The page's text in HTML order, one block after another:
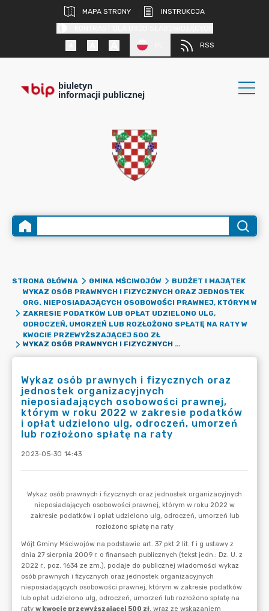
MAPA STRONY
INSTRUKCJA
RSS
biuletyn
informacji publicznej
STRONA GŁÓWNA GMINA MŚCIWOJÓW
BUDŻET I MAJĄTEK
WYKAZ OSÓB PRAWNYCH I FIZYCZNYCH ORAZ JEDNOSTEK
ORG. NIEPOSIADAJĄCYCH OSOBOWOŚCI PRAWNEJ, KTÓRYM W
ZAKRESIE PODATKÓW LUB OPŁAT UDZIELONO ULG,
ODROCZEŃ, UMORZEŃ LUB ROZŁOŻONO SPŁATĘ NA RATY W
KWOCIE PRZEWYŻSZAJĄCEJ 500 ZŁ
WYKAZ OSÓB PRAWNYCH I FIZYCZNYCH ORAZ JEDNOSTEK ORGANIZACYJNYCH NIEPOSIADAJĄCYCH OSOBOWOŚCI PRAWNEJ, KTÓRYM W ROKU 2022 W ZAKRESIE PODATKÓW I OPŁAT UDZIELONO ULG, ODROCZEŃ, UMORZEŃ LUB ROZŁOŻONO SPŁATĘ NA RATY
Wykaz osób prawnych i fizycznych oraz
jednostek organizacyjnych
nieposiadających osobowości prawnej,
którym w roku 2022 w zakresie podatków
i opłat udzielono ulg, odroczeń, umorzeń
lub rozłożono spłatę na raty
2023-05-30 14:43